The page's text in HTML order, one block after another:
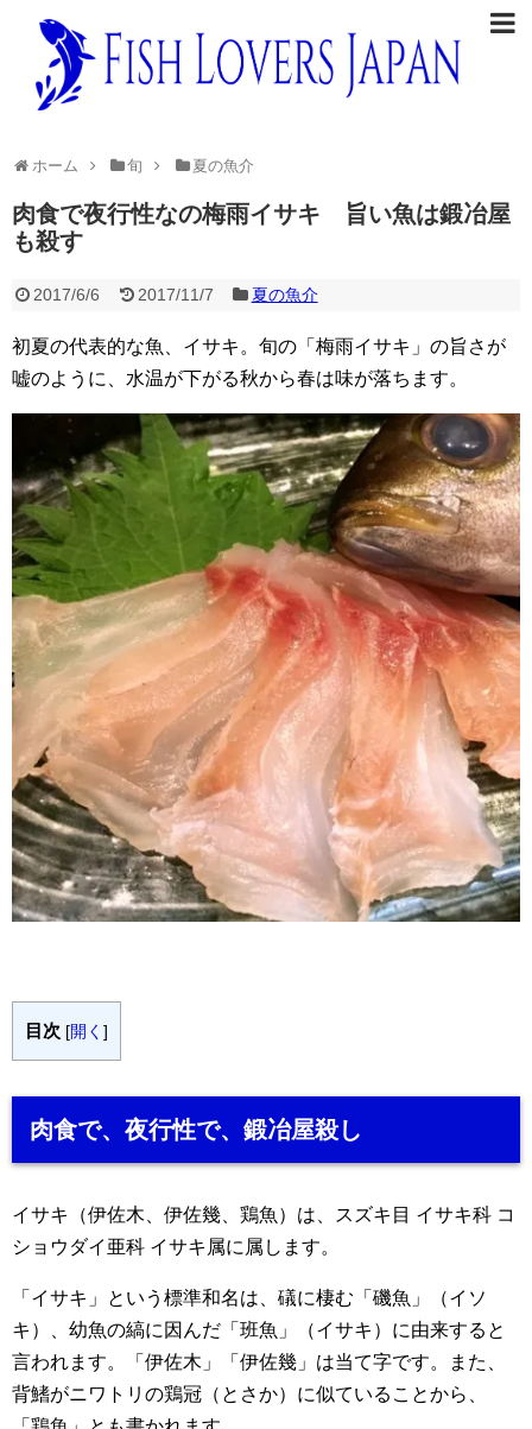
ホーム 旬 夏の魚介
肉食で夜行性なの梅雨イサキ 旨い魚は鍛冶屋
も殺す
2017/6/6 2017/11/7 夏の魚介
初夏の代表的な魚、イサキ。旬の「梅雨イサキ」の旨さが
嘘のように、水温が下がる秋から春は味が落ちます。
目次 [開く ]
肉食で、夜行性で、鍛冶屋殺し
イサキ（伊佐木、伊佐幾、鶏魚）は、スズキ目 イサキ科 コ
ショウダイ亜科 イサキ属に属します。
「イサキ」という標準和名は、礒に棲む「磯魚」（イソ
キ）、幼魚の縞に因んだ「班魚」（イサキ）に由来すると
言われます。「伊佐木」「伊佐幾」は当て字です。また、
背鰭がニワトリの鶏冠（とさか）に似ていることから、